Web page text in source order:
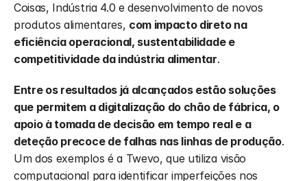
Coisas, Indústria 4.0 e desenvolvimento de novos
produtos alimentares, com impacto direto na
eficiência operacional, sustentabilidade e
competitividade da indústria alimentar.
Entre os resultados já alcançados estão soluções
que permitem a digitalização do chão de fábrica, o
apoio à tomada de decisão em tempo real e a
deteção precoce de falhas nas linhas de produção.
Um dos exemplos é a Twevo, que utiliza visão
computacional para identificar imperfeições nos